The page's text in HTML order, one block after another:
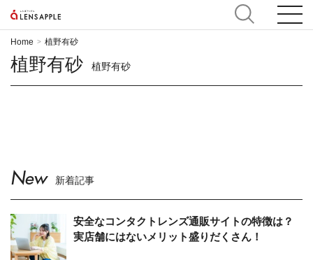
Home > 植野有砂
植野有砂 植野有砂
New 新着記事
安全なコンタクトレンズ通販サイトの特徴は？
実店舗にはないメリット盛りだくさん！